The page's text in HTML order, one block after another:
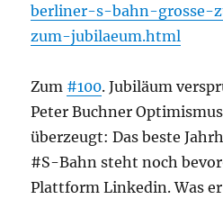
berliner-s-bahn-grosse-
zum-jubilaeum.html
Zum #100. Jubiläum
Peter Buchner
überzeugt: Das beste
#S-Bahn steht noch
Plattform Linkedin. Was